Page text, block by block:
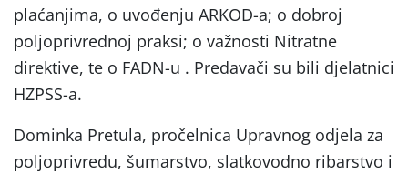
plaćanjima, o uvođenju ARKOD-a; o dobroj
poljoprivrednoj praksi; o važnosti Nitratne
direktive, te o FADN-u . Predavači su bili djelatnici
HZPSS-a.
Dominka Pretula, pročelnica Upravnog odjela za
poljoprivredu, šumarstvo, slatkovodno ribarstvo i